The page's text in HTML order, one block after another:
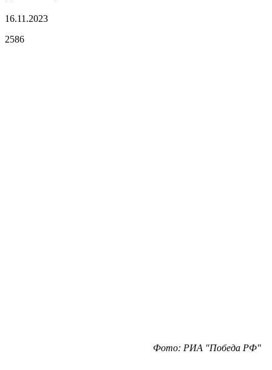
16.11.2023
2586
Фото: РИА "Победа РФ"